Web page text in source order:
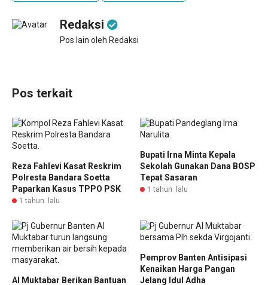
Redaksi
Pos lain oleh Redaksi
Pos terkait
Reza Fahlevi Kasat Reskrim
Polresta Bandara Soetta
Paparkan Kasus TPPO PSK
1 tahun lalu
Bupati Irna Minta Kepala
Sekolah Gunakan Dana BOSP
Tepat Sasaran
1 tahun lalu
Al Muktabar Berikan Bantuan
Pemprov Banten Antisipasi
Kenaikan Harga Pangan
Jelang Idul Adha